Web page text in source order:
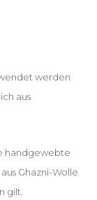
werden
aus
handgewebte
Ghazni-Wolle
gilt.